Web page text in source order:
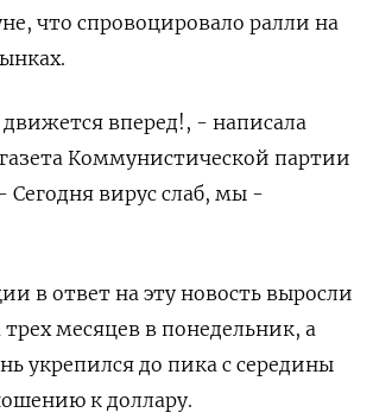
что спровоцировало ралли на
вперед!, - написала
Коммунистической партии
Сегодня вирус слаб, мы -
в ответ на эту новость выросли
месяцев в понедельник, а
укрепился до пика с середины
к доллару.